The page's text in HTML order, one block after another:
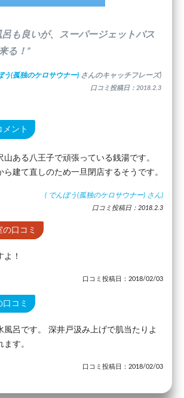
呂も良いが、スーパージェットバス
る！”
う(孤独のケロサウナー) さんのキャッチフレーズ)
口コミ投稿日：2018.2.3
メント
山ある八王子で頑張っている銭湯です。
ら建て直しのため一旦閉店するそうです。
( でんぼう(孤独のケロサウナー) さん)
口コミ投稿日：2018.2.3
口コミ
！
口コミ投稿日：2018/02/03
コミ
風呂です。 深井戸汲み上げで肌当たりよ
す。
口コミ投稿日：2018/02/03